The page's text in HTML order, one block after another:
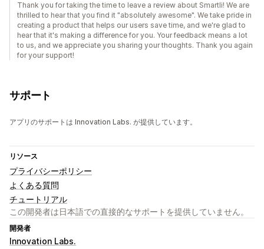
Thank you for taking the time to leave a review about Smartli! We are
thrilled to hear that you find it "absolutely awesome". We take pride in
creating a product that helps our users save time, and we're glad to
hear that it's making a difference for you. Your feedback means a lot
to us, and we appreciate you sharing your thoughts. Thank you again
for your support!
サポート
アプリのサポートは Innovation Labs. が提供しています。
リソース
プライバシーポリシー
よくある質問
チュートリアル
この開発者は日本語での直接的なサポートを提供していません。
開発者
Innovation Labs.